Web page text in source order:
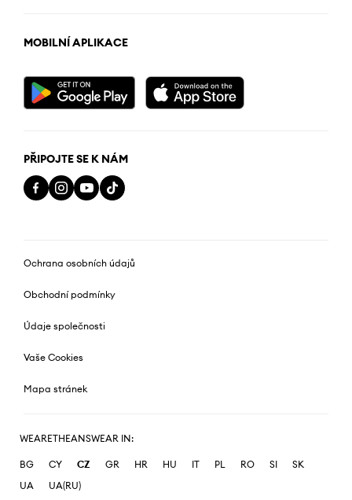
MOBILNÍ APLIKACE
PŘIPOJTE SE K NÁM
Ochrana osobních údajů
Obchodní podmínky
Údaje společnosti
Vaše Cookies
Mapa stránek
WEARETHEANSWEAR IN:
BG CY CZ GR HR HU IT PL RO SI
SK
UA
UA(RU)